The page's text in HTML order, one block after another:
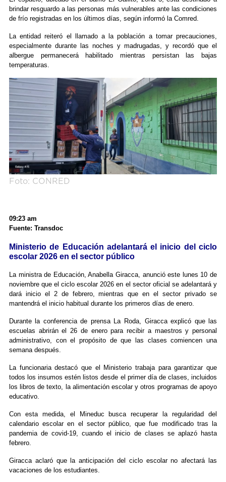
brindar resguardo a las personas más vulnerables ante las condiciones
de frío registradas en los últimos días, según informó la Comred.
La entidad reiteró el llamado a la población a tomar precauciones,
especialmente durante las noches y madrugadas, y recordó que el
albergue permanecerá habilitado mientras persistan las bajas
temperaturas.
Foto: CONRED
09:23 am
Fuente: Transdoc
Ministerio de Educación adelantará el inicio del ciclo
escolar 2026 en el sector público
La ministra de Educación, Anabella Giracca, anunció este lunes 10 de
noviembre que el ciclo escolar 2026 en el sector oficial se adelantará y
dará inicio el 2 de febrero, mientras que en el sector privado se
mantendrá el inicio habitual durante los primeros días de enero.
Durante la conferencia de prensa La Roda, Giracca explicó que las
escuelas abrirán el 26 de enero para recibir a maestros y personal
administrativo, con el propósito de que las clases comiencen una
semana después.
La funcionaria destacó que el Ministerio trabaja para garantizar que
todos los insumos estén listos desde el primer día de clases, incluidos
los libros de texto, la alimentación escolar y otros programas de apoyo
educativo.
Con esta medida, el Mineduc busca recuperar la regularidad del
calendario escolar en el sector público, que fue modificado tras la
pandemia de covid-19, cuando el inicio de clases se aplazó hasta
febrero.
Giracca aclaró que la anticipación del ciclo escolar no afectará las
vacaciones de los estudiantes.